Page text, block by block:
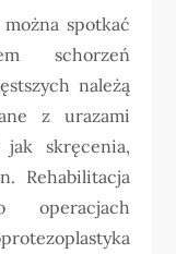
spotkać
schorzeń
należą
z urazami
skręcenia,
Rehabilitacja